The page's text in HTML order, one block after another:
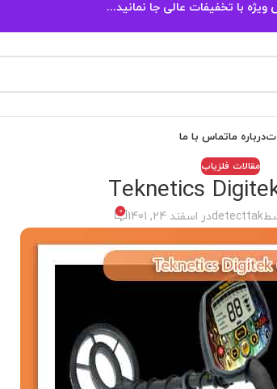
ویژه با تخفیفات عالی جا نمانید...
درباره ماتماس با ما
مقالات فلزیاب
detecttakدر اسفند 24, 1401 0